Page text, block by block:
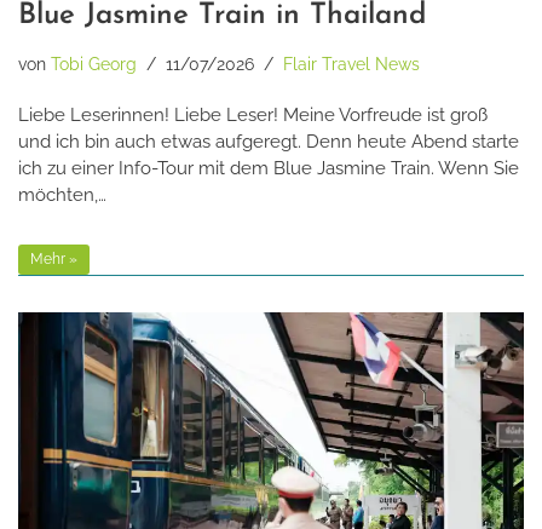
Blue Jasmine Train in Thailand
von Tobi Georg 11/07/2026 Flair Travel News
Liebe Leserinnen! Liebe Leser! Meine Vorfreude ist groß
und ich bin auch etwas aufgeregt. Denn heute Abend starte
ich zu einer Info-Tour mit dem Blue Jasmine Train. Wenn Sie
möchten,…
Mehr »